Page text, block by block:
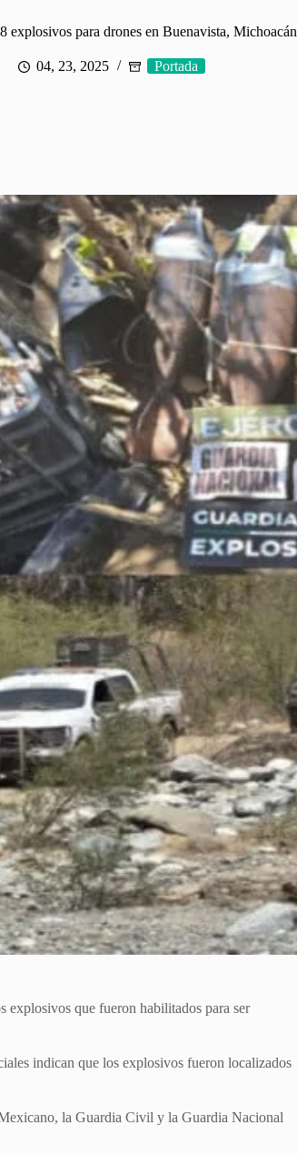
explosivos para drones en Buenavista, Michoacán
04, 23, 2025 Portada
explosivos que fueron habilitados para ser
indican que los explosivos fueron localizados
la Guardia Civil y la Guardia Nacional